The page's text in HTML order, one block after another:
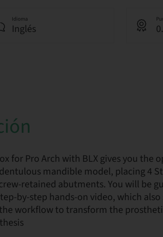
Idioma
Inglés
for Pro Arch with BLX gives you
mandible model, placing 4
retained abutments. You will be
by-step hands-on video, which
workflow to transform the